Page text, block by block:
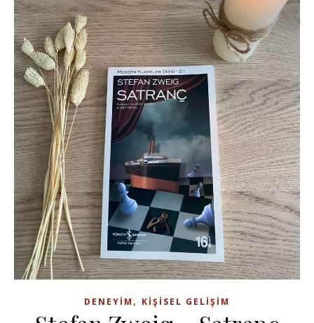
DENEYIM , KIŞISEL GELIŞIM